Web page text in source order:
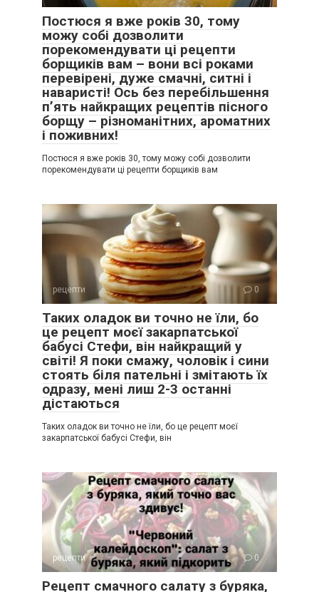
Постюся я вже років 30, тому
можу собі дозволити
порекомендувати ці рецепти
борщиків вам – вони всі роками
перевірені, дуже смачні, ситні і
наваристі! Ось без перебільшення
п’ять найкращих рецептів пісного
борщу – різноманітних, ароматних
і поживних!
Постюся я вже років 30, тому можу собі дозволити
порекомендувати ці рецепти борщиків вам
рецепти 0
Таких оладок ви точно не їли, бо
це рецепт моєї закарпатської
бабусі Стефи, він найкращий у
світі! Я поки смажу, чоловік і сини
стоять біля пательні і змітають їх
одразу, мені лиш 2-3 останні
дістаються
Таких оладок ви точно не їли, бо це рецепт моєї
закарпатської бабусі Стефи, він
рецепти 0
Рецепт смачного салату з буряка,